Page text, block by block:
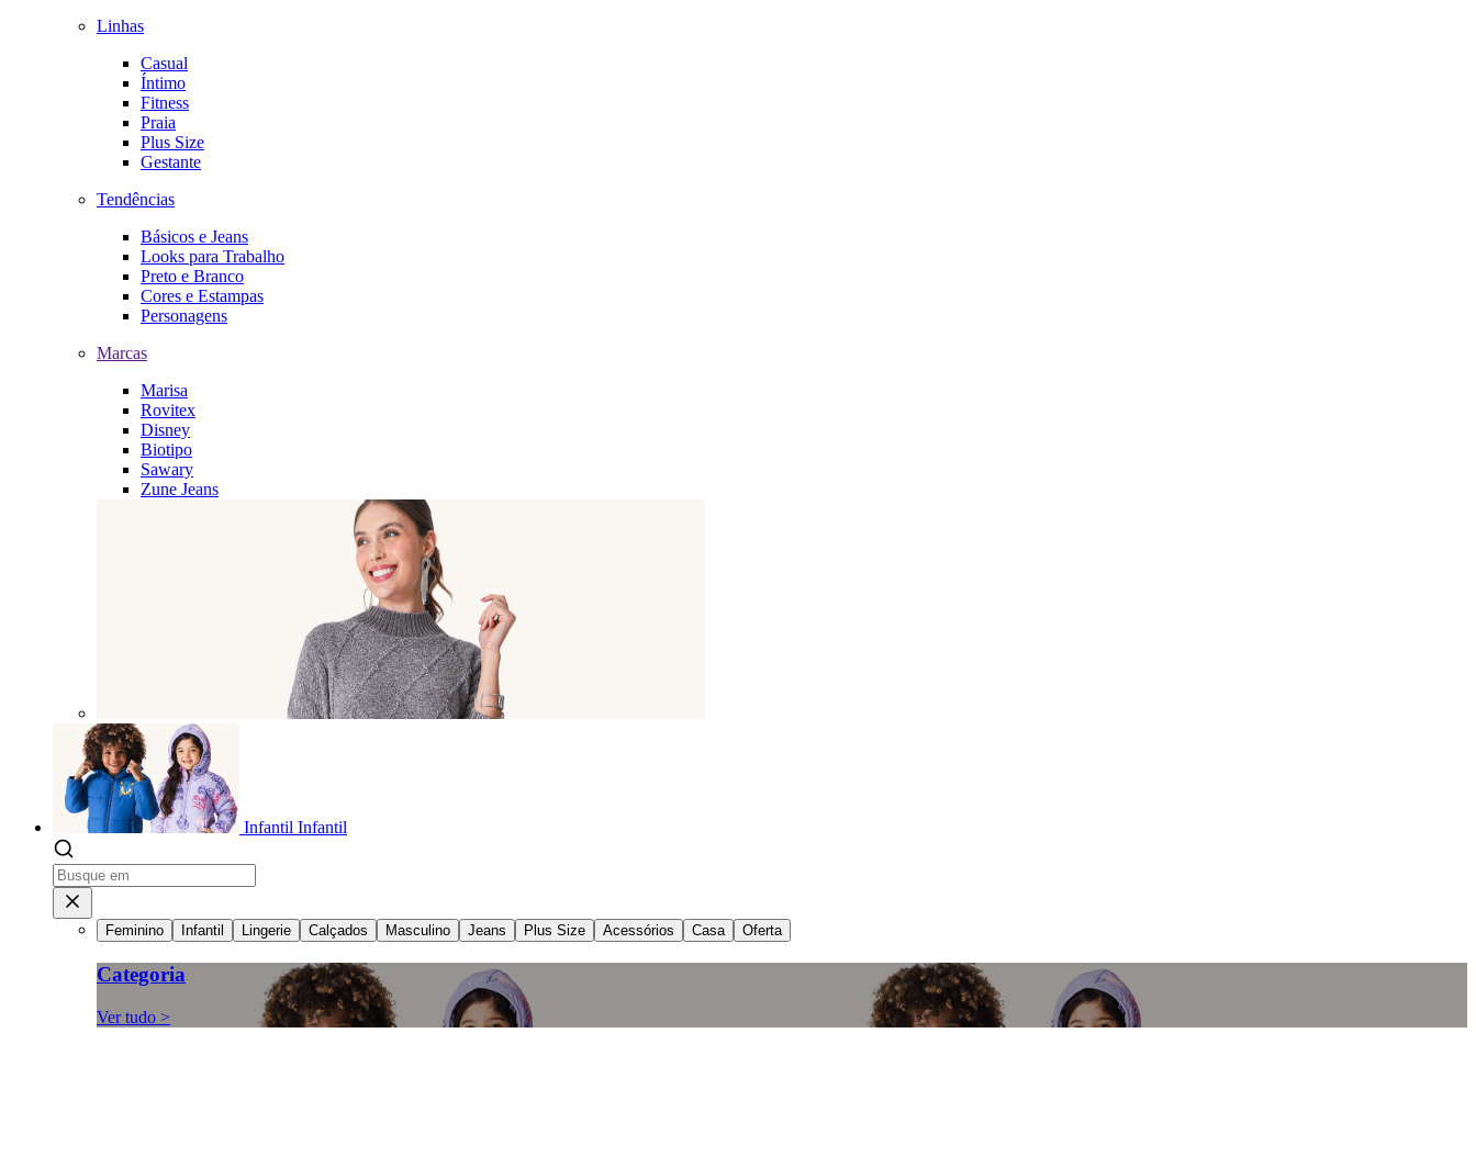
Linhas
Casual
Íntimo
Fitness
Praia
Plus Size
Gestante
Tendências
Básicos e Jeans
Looks para Trabalho
Preto e Branco
Cores e Estampas
Personagens
Marcas
Marisa
Rovitex
Disney
Biotipo
Sawary
Zune Jeans
Infantil Infantil
Feminino Infantil Lingerie Calçados Masculino Jeans Plus Size Acessórios Casa Oferta
Categoria
Ver tudo >